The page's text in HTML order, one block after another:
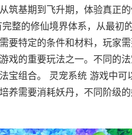
筑基期到飞升期，体验真正
整的修仙境界体系，从最初
要特定的条件和材料，玩家
戏的重要玩法之一。不同的
宝组合。 灵宠系统 游戏中
养需要消耗妖丹，不同阶级